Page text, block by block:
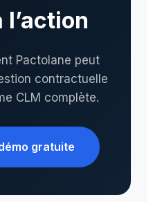
l’action
Pactolane peut
contractuelle
CLM complète.
gratuite